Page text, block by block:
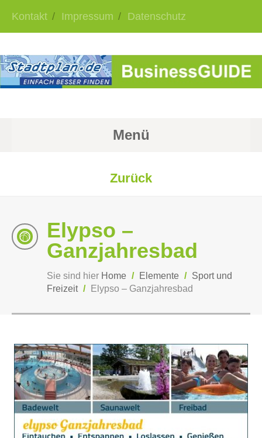
Kontakt Impressum Datenschutz
Menü
Zurück
Elypso –
Ganzjahresbad
Sie sind hier Home / Elemente / Sport und
Freizeit / Elypso – Ganzjahresbad